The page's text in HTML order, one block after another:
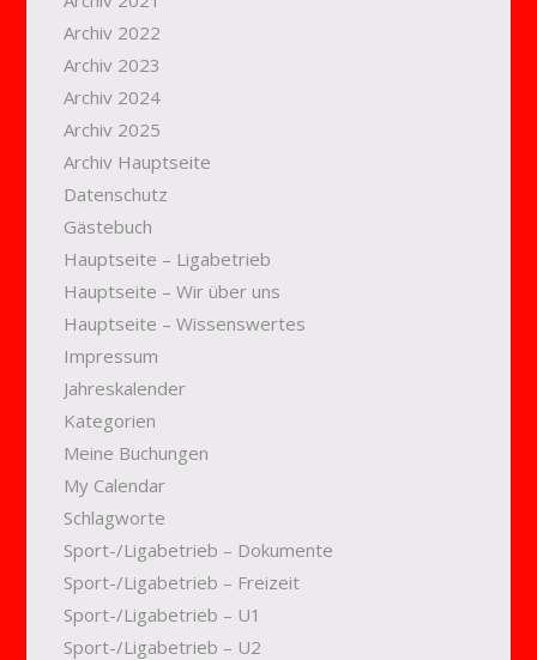
Archiv 2022
Archiv 2023
Archiv 2024
Archiv 2025
Archiv Hauptseite
Datenschutz
Gästebuch
Hauptseite – Ligabetrieb
Hauptseite – Wir über uns
Hauptseite – Wissenswertes
Impressum
Jahreskalender
Kategorien
Meine Buchungen
My Calendar
Schlagworte
Sport-/Ligabetrieb – Dokumente
Sport-/Ligabetrieb – Freizeit
Sport-/Ligabetrieb – U1
Sport-/Ligabetrieb – U2